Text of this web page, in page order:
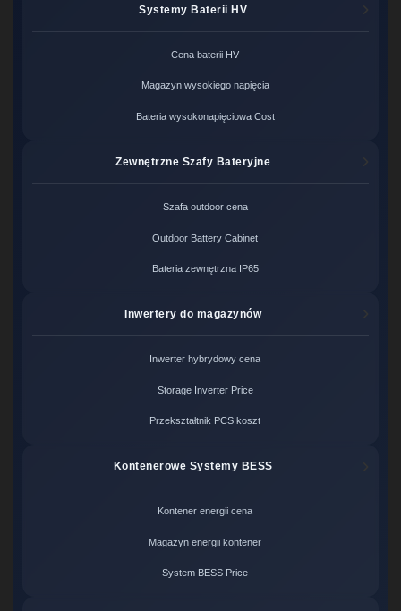
Systemy Baterii HV
Cena baterii HV
Magazyn wysokiego napięcia
Bateria wysokonapięciowa Cost
Zewnętrzne Szafy Bateryjne
Szafa outdoor cena
Outdoor Battery Cabinet
Bateria zewnętrzna IP65
Inwertery do magazynów
Inwerter hybrydowy cena
Storage Inverter Price
Przekształtnik PCS koszt
Kontenerowe Systemy BESS
Kontener energii cena
Magazyn energii kontener
System BESS Price